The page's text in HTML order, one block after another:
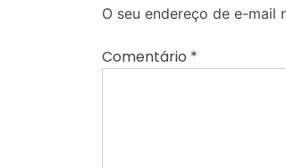
O seu endereço de e-mail
Comentário *